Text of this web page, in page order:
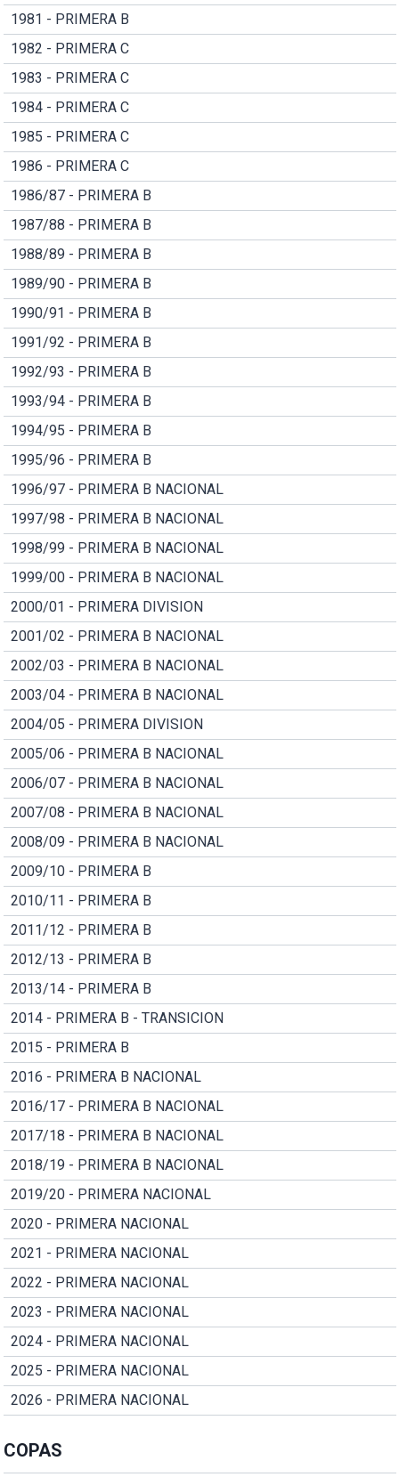
1981 - PRIMERA B
1982 - PRIMERA C
1983 - PRIMERA C
1984 - PRIMERA C
1985 - PRIMERA C
1986 - PRIMERA C
1986/87 - PRIMERA B
1987/88 - PRIMERA B
1988/89 - PRIMERA B
1989/90 - PRIMERA B
1990/91 - PRIMERA B
1991/92 - PRIMERA B
1992/93 - PRIMERA B
1993/94 - PRIMERA B
1994/95 - PRIMERA B
1995/96 - PRIMERA B
1996/97 - PRIMERA B NACIONAL
1997/98 - PRIMERA B NACIONAL
1998/99 - PRIMERA B NACIONAL
1999/00 - PRIMERA B NACIONAL
2000/01 - PRIMERA DIVISION
2001/02 - PRIMERA B NACIONAL
2002/03 - PRIMERA B NACIONAL
2003/04 - PRIMERA B NACIONAL
2004/05 - PRIMERA DIVISION
2005/06 - PRIMERA B NACIONAL
2006/07 - PRIMERA B NACIONAL
2007/08 - PRIMERA B NACIONAL
2008/09 - PRIMERA B NACIONAL
2009/10 - PRIMERA B
2010/11 - PRIMERA B
2011/12 - PRIMERA B
2012/13 - PRIMERA B
2013/14 - PRIMERA B
2014 - PRIMERA B - TRANSICION
2015 - PRIMERA B
2016 - PRIMERA B NACIONAL
2016/17 - PRIMERA B NACIONAL
2017/18 - PRIMERA B NACIONAL
2018/19 - PRIMERA B NACIONAL
2019/20 - PRIMERA NACIONAL
2020 - PRIMERA NACIONAL
2021 - PRIMERA NACIONAL
2022 - PRIMERA NACIONAL
2023 - PRIMERA NACIONAL
2024 - PRIMERA NACIONAL
2025 - PRIMERA NACIONAL
2026 - PRIMERA NACIONAL
COPAS